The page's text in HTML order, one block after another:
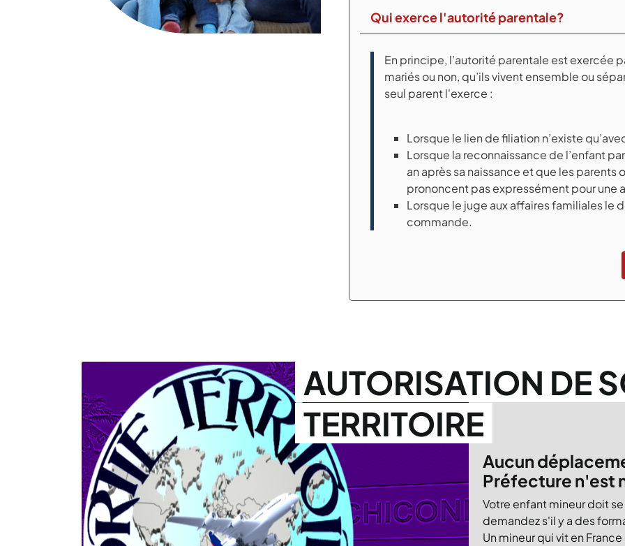
Qui exerce l'autorité parentale?
En principe, l’autorité parentale est exercée
mariés ou non, qu’ils vivent ensemble ou
seul parent l'exerce :
Lorsque le lien de filiation n’existe
Lorsque la reconnaissance de l’enfant
an après sa naissance et que les parents
prononcent pas expressément pour une
Lorsque le juge aux affaires familiales le
commande.
AUTORISATION DE
TERRITOIRE
Aucun
Préfecture n'est
Votre enfant mineur doit
demandez s'il y a des
Un mineur qui vit en